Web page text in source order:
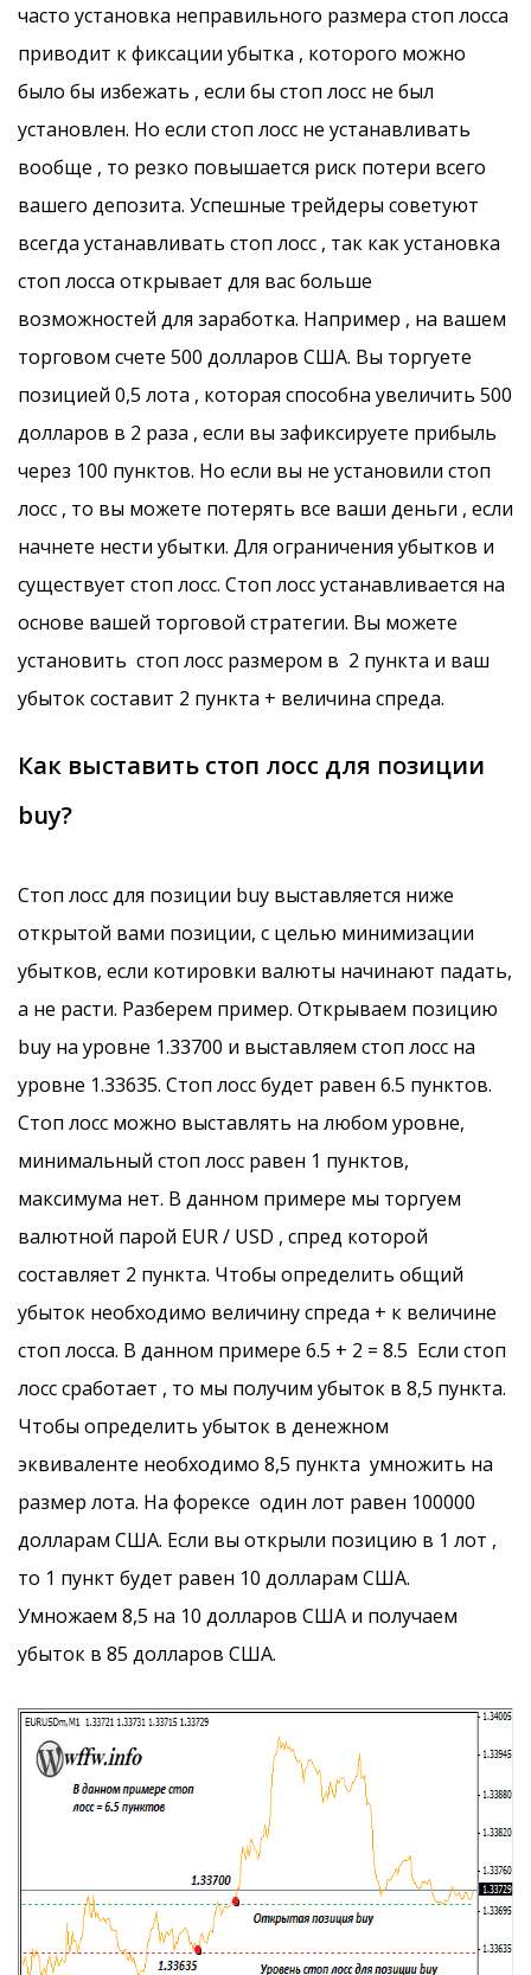
часто установка неправильного размера стоп лосса
приводит к фиксации убытка , которого можно
было бы избежать , если бы стоп лосс не был
установлен. Но если стоп лосс не устанавливать
вообще , то резко повышается риск потери всего
вашего депозита. Успешные трейдеры советуют
всегда устанавливать стоп лосс , так как установка
стоп лосса открывает для вас больше
возможностей для заработка. Например , на вашем
торговом счете 500 долларов США. Вы торгуете
позицией 0,5 лота , которая способна увеличить 500
долларов в 2 раза , если вы зафиксируете прибыль
через 100 пунктов. Но если вы не установили стоп
лосс , то вы можете потерять все ваши деньги , если
начнете нести убытки. Для ограничения убытков и
существует стоп лосс. Стоп лосс устанавливается на
основе вашей торговой стратегии. Вы можете
установить стоп лосс размером в 2 пункта и ваш
убыток составит 2 пункта + величина спреда.
Как выставить стоп лосс для позиции
buy?
Стоп лосс для позиции buy выставляется ниже
открытой вами позиции, с целью минимизации
убытков, если котировки валюты начинают падать,
а не расти. Разберем пример. Открываем позицию
buy на уровне 1.33700 и выставляем стоп лосс на
уровне 1.33635. Стоп лосс будет равен 6.5 пунктов.
Стоп лосс можно выставлять на любом уровне,
минимальный стоп лосс равен 1 пунктов,
максимума нет. В данном примере мы торгуем
валютной парой EUR / USD , спред которой
составляет 2 пункта. Чтобы определить общий
убыток необходимо величину спреда + к величине
стоп лосса. В данном примере 6.5 + 2 = 8.5 Если стоп
лосс сработает , то мы получим убыток в 8,5 пункта.
Чтобы определить убыток в денежном
эквиваленте необходимо 8,5 пункта умножить на
размер лота. На форексе один лот равен 100000
долларам США. Если вы открыли позицию в 1 лот ,
то 1 пункт будет равен 10 долларам США.
Умножаем 8,5 на 10 долларов США и получаем
убыток в 85 долларов США.